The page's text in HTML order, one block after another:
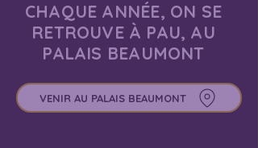
CHAQUE ANNÉE, ON SE
RETROUVE À PAU, AU
PALAIS BEAUMONT
VENIR AU PALAIS BEAUMONT